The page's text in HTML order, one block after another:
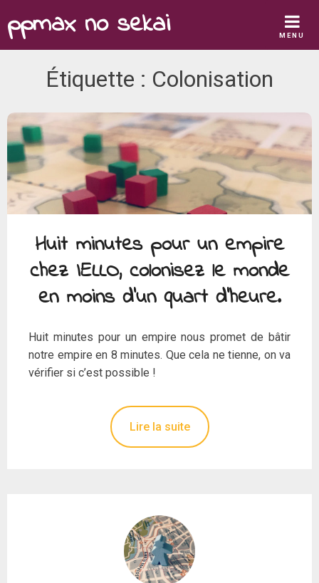
to
content
ppmax no sekai MENU
Étiquette : Colonisation
Huit minutes pour un empire
chez IELLO, colonisez le monde
en moins d’un quart d’heure.
Huit minutes pour un empire nous promet de bâtir
notre empire en 8 minutes. Que cela ne tienne, on va
vérifier si c’est possible !
Lire la suite